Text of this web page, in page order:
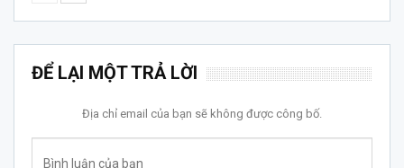
ĐỂ LẠI MỘT TRẢ LỜI
Địa chỉ email của bạn sẽ không được công bố.